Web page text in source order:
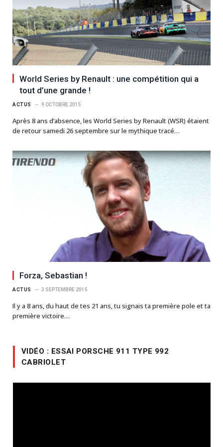
World Series by Renault : une compétition qui a
tout d’une grande !
ACTUS 9 OCTOBRE 2015
Après 8 ans d’absence, les World Series by Renault (WSR) étaient
de retour samedi 26 septembre sur le mythique tracé…
Forza, Sebastian !
ACTUS 3 SEPTEMBRE 2015
Il y a 8 ans, du haut de tes 21 ans, tu signais ta première pole et ta
première victoire…
VIDÉO : ESSAI PORSCHE 911 TYPE 992
CABRIOLET